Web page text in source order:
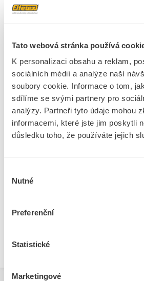
Tato webová stránka používá
K personalizaci obsahu a reklam,
sociálních médií a analýze naší
soubory cookie. Informace o tom,
sdílíme se svými partnery pro
analýzy. Partneři tyto údaje mohou
informacemi, které jste jim poskytli
důsledku toho, že používáte jejich
souhlasu
Nutné
Preferenční
Statistické
Marketingové
Přibližný termín dodání.
Dostupnost na pobočce zjistíte v detailu produktu.
Rámecek pro vestavnou montáž svítidel
Značka MODUS
Mechanické příslušenství pro svítidla
Výška
Délka